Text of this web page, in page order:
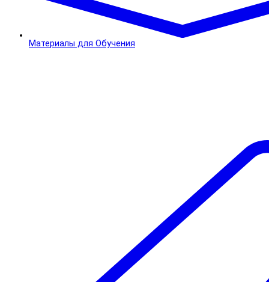
Материалы для Обучения